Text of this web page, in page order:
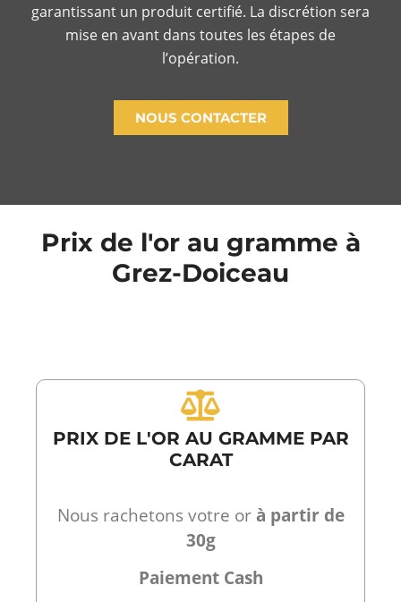
garantissant un produit certifié. La discrétion sera
mise en avant dans toutes les étapes de
l’opération.
NOUS CONTACTER
Prix de l'or au gramme à
Grez-Doiceau
PRIX DE L'OR AU GRAMME PAR
CARAT
Nous rachetons votre orà partir de
30g
Paiement Cash